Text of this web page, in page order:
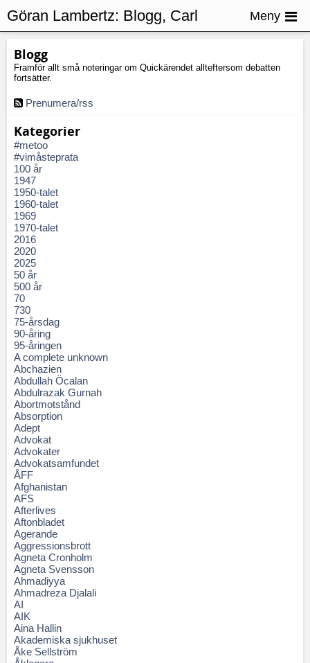
Blogg
Framför allt små noteringar om Quickärendet allteftersom debatten
fortsätter.
Prenumera/rss
Kategorier
#metoo
#vimåsteprata
100 år
1947
1950-talet
1960-talet
1969
1970-talet
2016
2020
2025
50 år
500 år
70
730
75-årsdag
90-åring
95-åringen
A complete unknown
Abchazien
Abdullah Öcalan
Abdulrazak Gurnah
Abortmotstånd
Absorption
Adept
Advokat
Advokater
Advokatsamfundet
ÅFF
Afghanistan
AFS
Afterlives
Aftonbladet
Agerande
Aggressionsbrott
Agneta Cronholm
Agneta Svensson
Ahmadiyya
Ahmadreza Djalali
AI
AIK
Aina Hallin
Akademiska sjukhuset
Åke Sellström
Göran Lambertz: Blogg, Carl
Johan von Seth
Meny